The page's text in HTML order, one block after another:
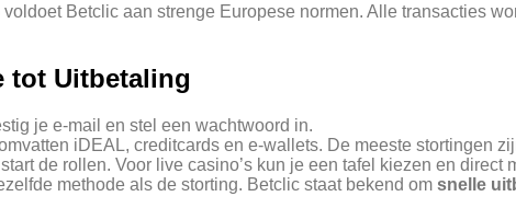
Betclic aan strenge Europese normen. Alle transacties
tot Uitbetaling
je e‑mail en stel een wachtwoord in.
iDEAL, creditcards en e‑wallets. De meeste stortingen
de rollen. Voor live casino’s kun je een tafel kiezen en direct
methode als de storting. Betclic staat bekend om snelle